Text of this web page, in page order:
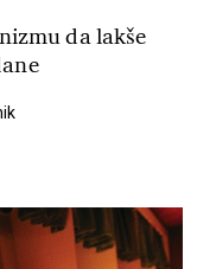
da lakše